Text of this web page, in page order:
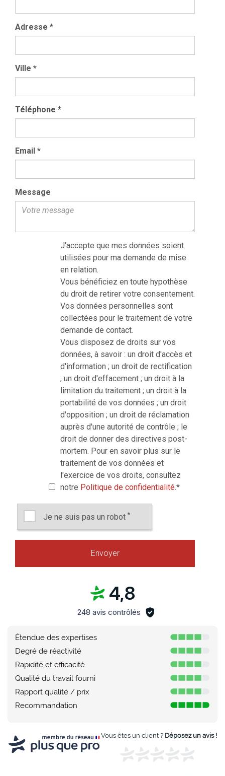
Adresse *
Ville *
Téléphone *
Email *
Message
J'accepte que mes données soient
utilisées pour ma demande de mise
en relation.
Vous bénéficiez en toute hypothèse
du droit de retirer votre consentement.
Vos données personnelles sont
collectées pour le traitement de votre
demande de contact.
Vous disposez de droits sur vos
données, à savoir : un droit d'accès et
d'information ; un droit de rectification
; un droit d'effacement ; un droit à la
limitation du traitement ; un droit à la
portabilité de vos données ; un droit
d'opposition ; un droit de réclamation
auprès d'une autorité de contrôle ; le
droit de donner des directives post-
mortem. Pour en savoir plus sur le
traitement de vos données et
l'exercice de vos droits, consultez
notre Politique de confidentialité.*
Je ne suis pas un robot *
4,8
248 avis contrôlés
Étendue des expertises
Degré de réactivité
Rapidité et efficacité
Qualité du travail fourni
Rapport qualité / prix
Recommandation
Vous êtes un client ? Déposez un avis !